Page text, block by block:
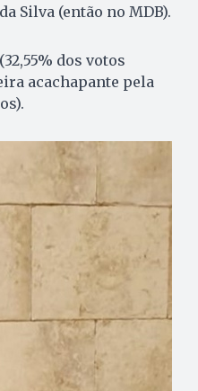
Silva (então no MDB).
dos votos
acachapante pela